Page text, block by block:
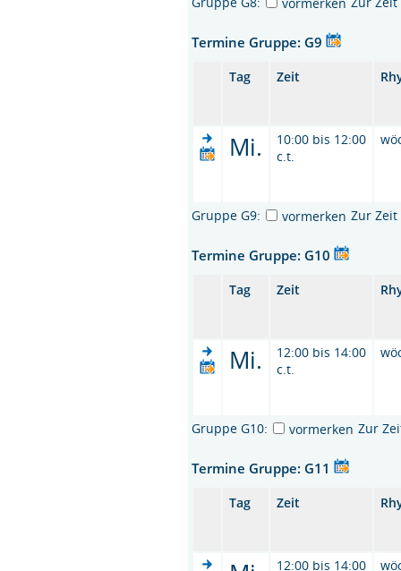
Termine Gruppe: G9
Tag Zeit
Mi.
10:00 bis 12:00
c.t.
Gruppe G9: vormerken Zur
Termine Gruppe: G10
Tag Zeit
Mi.
12:00 bis 14:00
c.t.
Gruppe G10: vormerken Zur
Termine Gruppe: G11
Tag Zeit
12:00 bis 14:00